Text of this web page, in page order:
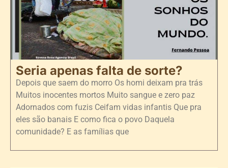
Seria apenas falta de sorte?
Depois que saem do morro Os homi deixam pra trás
Muitos inocentes mortos Muito sangue e zero paz
Adornados com fuzis Ceifam vidas infantis Que pra
eles são banais E como fica o povo Daquela
comunidade? E as famílias que